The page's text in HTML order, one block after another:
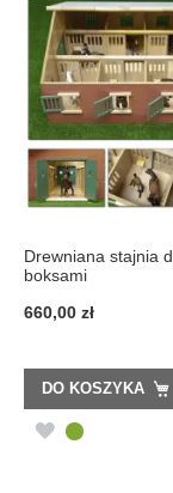
ŻYCZEŃ
Drewniana stajnia
boksami
660,00 zł
DO KOSZYKA
DODAJ